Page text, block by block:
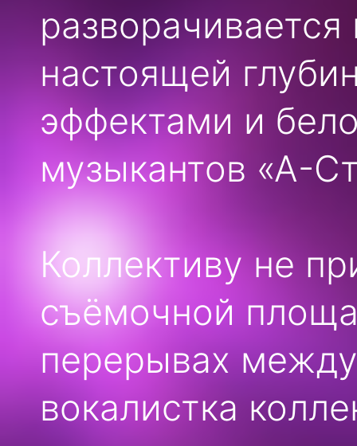
настоящей
эффектами и
музыкантов «А-
Коллективу не
съёмочной
перерывах
вокалистка